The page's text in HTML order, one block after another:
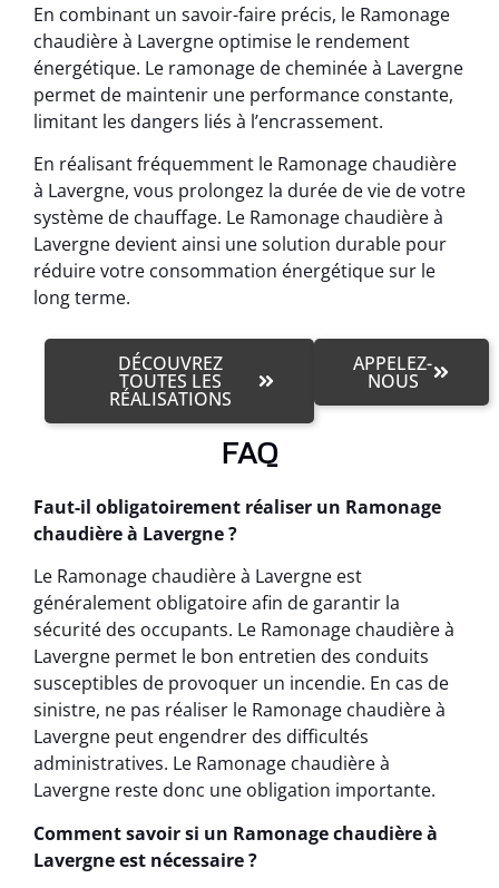
En combinant un savoir-faire précis, le Ramonage
chaudière à Lavergne optimise le rendement
énergétique. Le ramonage de cheminée à Lavergne
permet de maintenir une performance constante,
limitant les dangers liés à l’encrassement.
En réalisant fréquemment le Ramonage chaudière
à Lavergne, vous prolongez la durée de vie de votre
système de chauffage. Le Ramonage chaudière à
Lavergne devient ainsi une solution durable pour
réduire votre consommation énergétique sur le
long terme.
DÉCOUVREZ
TOUTES LES
RÉALISATIONS
APPELEZ-
NOUS
FAQ
Faut-il obligatoirement réaliser un Ramonage
chaudière à Lavergne ?
Le Ramonage chaudière à Lavergne est
généralement obligatoire afin de garantir la
sécurité des occupants. Le Ramonage chaudière à
Lavergne permet le bon entretien des conduits
susceptibles de provoquer un incendie. En cas de
sinistre, ne pas réaliser le Ramonage chaudière à
Lavergne peut engendrer des difficultés
administratives. Le Ramonage chaudière à
Lavergne reste donc une obligation importante.
Comment savoir si un Ramonage chaudière à
Lavergne est nécessaire ?